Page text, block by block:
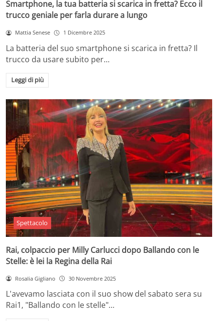
Smartphone, la tua batteria si scarica in fretta? Ecco il
trucco geniale per farla durare a lungo
Mattia Senese 1 Dicembre 2025
La batteria del suo smartphone si scarica in fretta? Il
trucco da usare subito per…
Leggi di più
Spettacolo
Rai, colpaccio per Milly Carlucci dopo Ballando con le
Stelle: è lei la Regina della Rai
Rosalia Gigliano 30 Novembre 2025
L'avevamo lasciata con il suo show del sabato sera su
Rai1, "Ballando con le stelle"…